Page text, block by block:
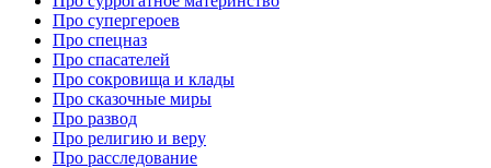
Про супергероев
Про спецназ
Про спасателей
Про сокровища и клады
Про сказочные миры
Про развод
Про религию и веру
Про расследование